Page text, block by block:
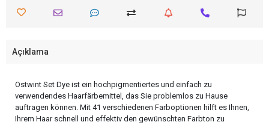
Açıklama
Ostwint Set Dye ist ein hochpigmentiertes und einfach zu
verwendendes Haarfärbemittel, das Sie problemlos zu Hause
auftragen können. Mit 41 verschiedenen Farboptionen hilft es Ihnen,
Ihrem Haar schnell und effektiv den gewünschten Farbton zu